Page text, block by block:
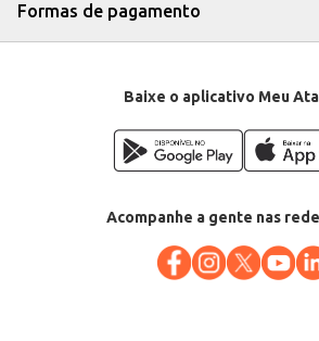
Formas de pagamento
Baixe o aplicativo Meu
Acompanhe a gente nas